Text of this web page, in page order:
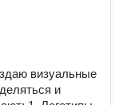
визуальные
и